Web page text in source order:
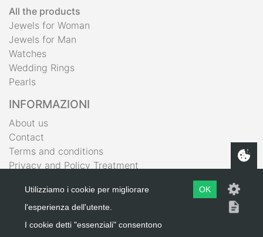
All the products
Jewels for Woman
Jewels for Man
Watches
Wedding Rings
Pearls
INFORMAZIONI
About us
Contact
Terms and conditions
Privacy and Policy Treatment
IL MIO ACCOUNT
Shopping Bag
Wishlist
Utilizziamo i cookie per migliorare
l'esperienza dell'utente.
I cookie detti "essenziali" consentono
OK